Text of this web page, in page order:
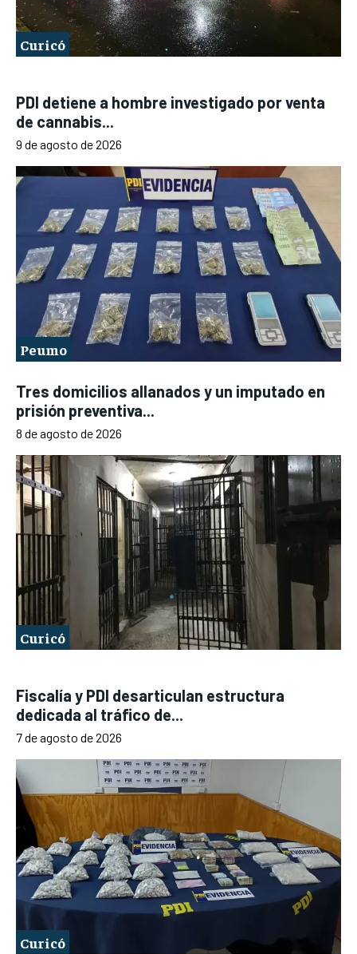
Curicó
PDI detiene a hombre investigado por venta
de cannabis...
9 de agosto de 2026
Peumo
Tres domicilios allanados y un imputado en
prisión preventiva...
8 de agosto de 2026
Curicó
Fiscalía y PDI desarticulan estructura
dedicada al tráfico de...
7 de agosto de 2026
Curicó